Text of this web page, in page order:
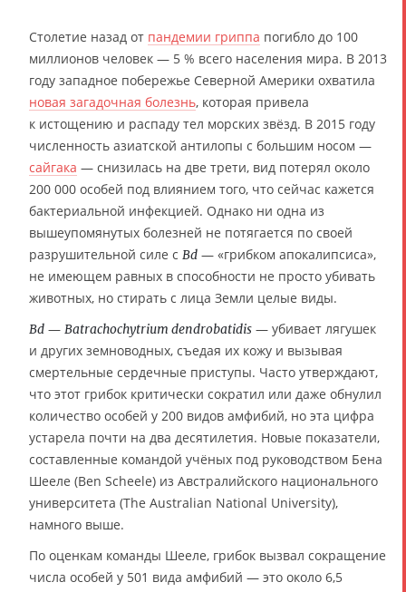
Столетие назад от пандемии гриппа погибло до 100
миллионов человек — 5 % всего населения мира. В 2013
году западное побережье Северной Америки охватила
новая загадочная болезнь, которая привела
к истощению и распаду тел морских звёзд. В 2015 году
численность азиатской антилопы с большим носом —
сайгака — снизилась на две трети, вид потерял около
200 000 особей под влиянием того, что сейчас кажется
бактериальной инфекцией. Однако ни одна из
вышеупомянутых болезней не потягается по своей
разрушительной силе с Bd — «грибком апокалипсиса»,
не имеющем равных в способности не просто убивать
животных, но стирать с лица Земли целые виды.
Bd — Batrachochytrium dendrobatidis — убивает лягушек
и других земноводных, съедая их кожу и вызывая
смертельные сердечные приступы. Часто утверждают,
что этот грибок критически сократил или даже обнулил
количество особей у 200 видов амфибий, но эта цифра
устарела почти на два десятилетия. Новые показатели,
составленные командой учёных под руководством Бена
Шееле (Ben Scheele) из Австралийского национального
университета (The Australian National University),
намного выше.
По оценкам команды Шееле, грибок вызвал сокращение
числа особей у 501 вида амфибий — это около 6,5